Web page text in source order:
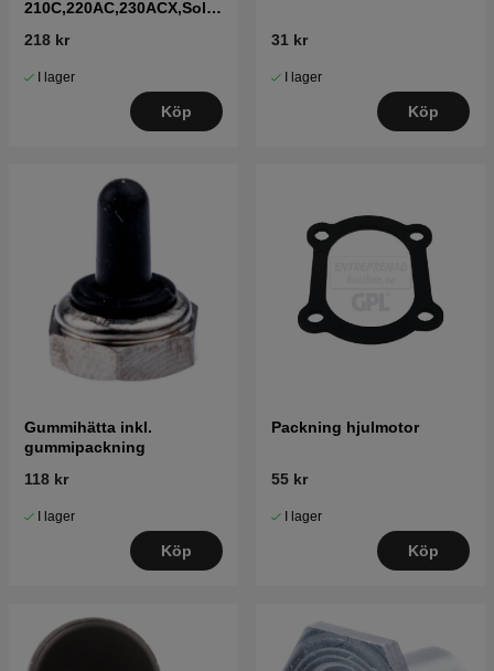
210C,220AC,230ACX,Solar
218 kr
I lager
Köp
31 kr
I lager
Köp
Gummihätta inkl.
gummipackning
118 kr
I lager
Köp
Packning hjulmotor
55 kr
I lager
Köp